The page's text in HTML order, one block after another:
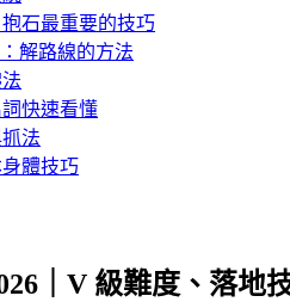
石最重要的技巧
解路線的方法
快速看懂
法
體技巧
｜V 級難度、落地